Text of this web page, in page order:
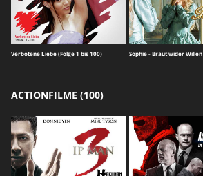
Verbotene Liebe (Folge 1 bis 100) Sophie - Braut wider Willen
ACTIONFILME (100)